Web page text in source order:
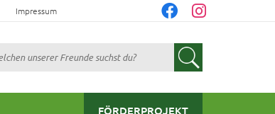
Impressum
Suchen
FÖRDERPROJEKT